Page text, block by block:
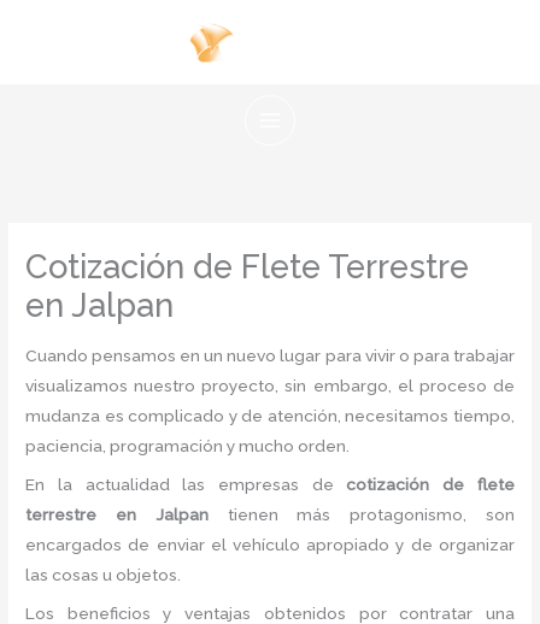
Cotización de Flete Terrestre
en Jalpan
Cuando pensamos en un nuevo lugar para vivir o para trabajar
visualizamos nuestro proyecto, sin embargo, el proceso de
mudanza es complicado y de atención, necesitamos tiempo,
paciencia, programación y mucho orden.
En la actualidad las empresas de cotización de flete
terrestre en Jalpan tienen más protagonismo, son
encargados de enviar el vehículo apropiado y de organizar
las cosas u objetos.
Los beneficios y ventajas obtenidos por contratar una